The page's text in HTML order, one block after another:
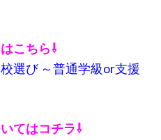
こちら⇩
選び ～普通学級or支援
てはコチラ⇩